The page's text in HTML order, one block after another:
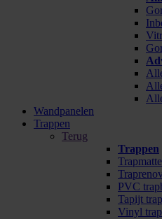
Wandpanelen
Trappen
Terug
Trappen
PVC
Tapijt
Vinyl